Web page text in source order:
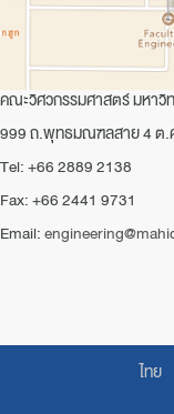
คณะวิศวกรรมศาสตร์ มหา
999 ถ.พุทธมณฑลสาย 4 ต
Tel: +66 2889 2138
Fax: +66 2441 9731
Email:
ไทย